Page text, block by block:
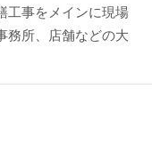
工事をメインに現場
務所、店舗などの大